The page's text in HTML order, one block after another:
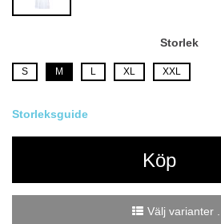
Storlek
S M L XL XXL
Köp
Välj varianter ...